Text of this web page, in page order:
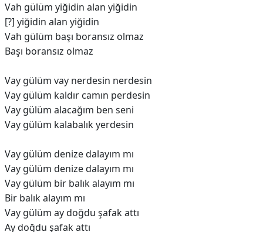
Vah gülüm yiğidin alan yiğidin
[?] yiğidin alan yiğidin
Vah gülüm başı boransız olmaz
Başı boransız olmaz
Vay gülüm vay nerdesin nerdesin
Vay gülüm kaldır camın perdesin
Vay gülüm alacağım ben seni
Vay gülüm kalabalık yerdesin
Vay gülüm denize dalayım mı
Vay gülüm denize dalayım mı
Vay gülüm bir balık alayım mı
Bir balık alayım mı
Vay gülüm ay doğdu şafak attı
Ay doğdu şafak attı